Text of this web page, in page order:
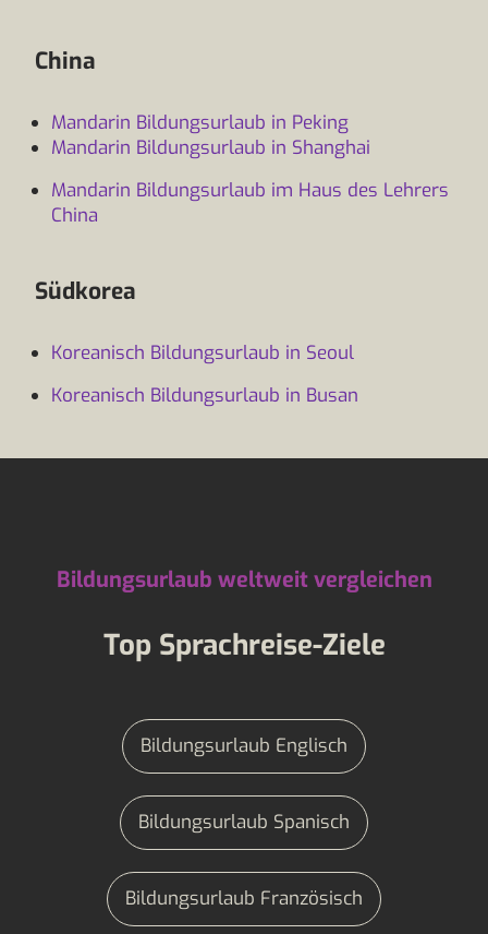
China
Mandarin Bildungsurlaub in Peking
Mandarin Bildungsurlaub in Shanghai
Mandarin Bildungsurlaub im Haus des Lehrers
China
Südkorea
Koreanisch Bildungsurlaub in Seoul
Koreanisch Bildungsurlaub in Busan
Bildungsurlaub weltweit vergleichen
Top Sprachreise-Ziele
Bildungsurlaub Englisch
Bildungsurlaub Spanisch
Bildungsurlaub Französisch